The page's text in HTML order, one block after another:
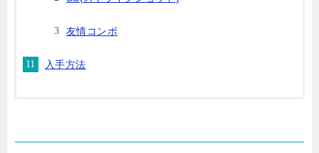
友情コンボ
入手方法